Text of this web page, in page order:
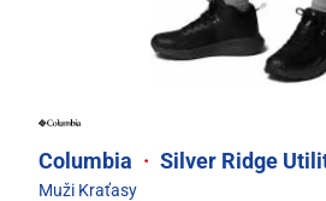
Columbia · Silver Ridge
Muži Kraťasy